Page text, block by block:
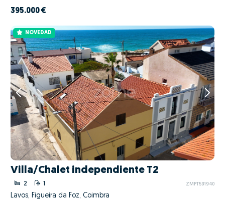
395.000 €
NOVEDAD
Villa/Chalet independiente T2
2 1 ZMPT591940
Lavos, Figueira da Foz, Coimbra